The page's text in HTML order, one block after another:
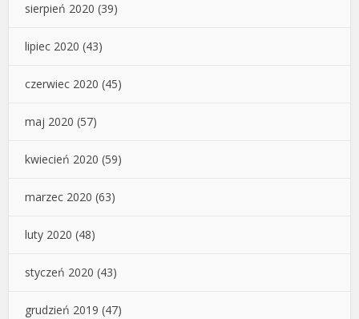
sierpień 2020 (39)
lipiec 2020 (43)
czerwiec 2020 (45)
maj 2020 (57)
kwiecień 2020 (59)
marzec 2020 (63)
luty 2020 (48)
styczeń 2020 (43)
grudzień 2019 (47)